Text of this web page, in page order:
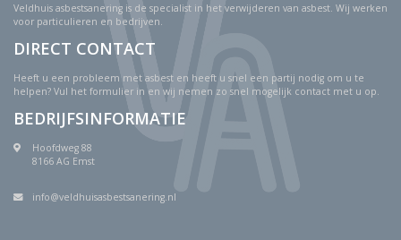
Veldhuis asbestsanering is de specialist in het verwijderen van asbest. Wij werken
voor particulieren en bedrijven.
DIRECT CONTACT
Heeft u een probleem met asbest en heeft u snel een partij nodig om u te
helpen? Vul het formulier in en wij nemen zo snel mogelijk contact met u op.
BEDRIJFSINFORMATIE
Hoofdweg 88
8166 AG Emst
info@veldhuisasbestsanering.nl